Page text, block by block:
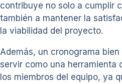
contribuye no solo a cumplir
también a mantener la
la viabilidad del proyecto.
Además, un cronograma
servir como una herramienta
los miembros del equipo, ya